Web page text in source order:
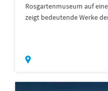
Rosgartenmuseum auf
zeigt bedeutende Werke